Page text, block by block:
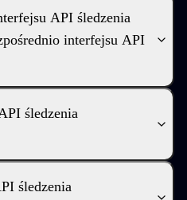
API śledzenia
interfejsu API
śledzenia
śledzenia